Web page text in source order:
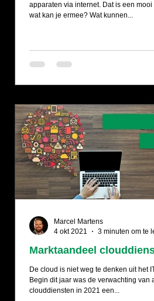
apparaten via internet. Dat is een mooi
wat kan je ermee? Wat kunnen...
Marktaandeel
De cloud is niet weg te denken uit het
Begin dit jaar was de verwachting van
clouddiensten in 2021 een...
Marcel Martens
4 okt 2021
3 minuten om te